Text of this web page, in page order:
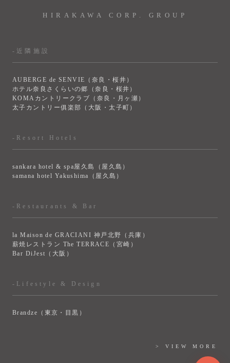
HIRAKAWA CORP. GROUP
-近隣施設
AUBERGE de SENVIE（奈良・桜井）
ホテル奈良さくらいの郷（奈良・桜井）
KOMAカントリークラブ（奈良・月ヶ瀬）
太子カントリー俱楽部（大阪・太子町）
-Resort Hotels
sankara hotel & spa屋久島（屋久島）
samana hotel Yakushima（屋久島）
-Restaurants & Bar
la Maison de GRACIANI 神戸北野（兵庫）
薪焼レストラン The TERRACE（宮崎）
Bar DiJest（大阪）
-Lifestyle & Design
Brandze（東京・目黒）
> VIEW MORE